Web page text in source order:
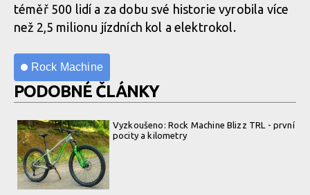
téměř 500 lidí a za dobu své historie vyrobila více
než 2,5 milionu jízdních kol a elektrokol.
Rock Machine
PODOBNÉ ČLÁNKY
Vyzkoušeno: Rock Machine Blizz TRL - první
pocity a kilometry